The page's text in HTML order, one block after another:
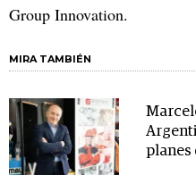
Group Innovation.
MIRA TAMBIÉN
planes